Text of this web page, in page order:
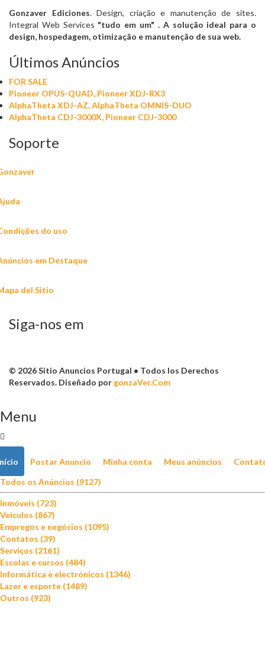
Gonzaver Ediciones. Design, criação e manutenção de sites.
Integral Web Services "tudo em um" . A solução ideal para o
design, hospedagem, otimização e manutenção de sua web.
Últimos Anúncios
FOR SALE
Pioneer OPUS-QUAD, Pioneer XDJ-RX3
AlphaTheta XDJ-AZ, AlphaTheta OMNIS-DUO
AlphaTheta CDJ-3000X, Pioneer CDJ-3000
Soporte
do uso
em Destaque
del Sitio
Siga-nos em
© 2026 Sitio Anuncios Portugal • Todos los Derechos
Reservados. Diseñado por gonzaVer.Com
Menu
Postar Anuncio Minha conta Meus anúncios
Todos os Anúncios (9127)
Inmóveis (723)
Veiculos (867)
Empregos e negócios (1095)
Contatos (39)
Serviços (2161)
Escolas e cursos (484)
Informática e electrónicos (1346)
Lazer e esporte (1489)
Outros (923)